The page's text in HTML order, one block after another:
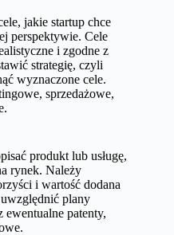
jakie startup chce
perspektywie. Cele
i zgodne z
strategię, czyli
wyznaczone cele.
sprzedażowe,
produkt lub usługę,
rynek. Należy
i wartość dodana
plany
patenty,